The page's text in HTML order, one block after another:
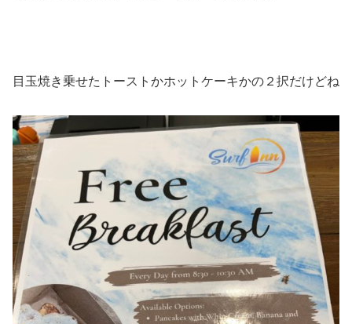
目玉焼き乗せたトーストかホットケーキかの２択だけどね